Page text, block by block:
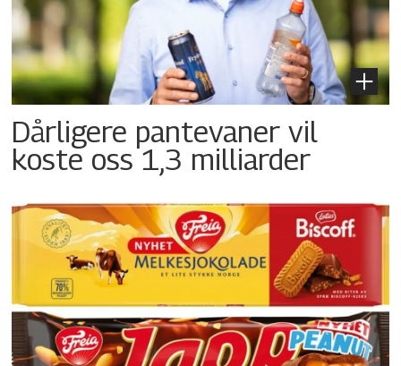
Dårligere pantevaner vil
koste oss 1,3 milliarder